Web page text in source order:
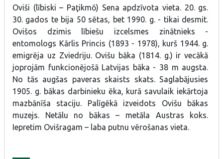
Oviši (lībiski – Paţikmō) Sena apdzīvota vieta. 20. gs.
30. gados te bija 50 sētas, bet 1990. g. - tikai desmit.
Ovišos dzimis lībiešu izcelsmes zinātnieks -
entomologs Kārlis Princis (1893 - 1978), kurš 1944. g.
emigrēja uz Zviedriju. Ovišu bāka (1814. g.) ir vecākā
joprojām funkcionējošā Latvijas bāka - 38 m augsta.
No tās augšas paveras skaists skats. Saglabājusies
1905. g. bākas darbinieku ēka, kurā savulaik iekārtoja
mazbānīša staciju. Palīgēkā izveidots Ovišu bākas
muzejs. Netālu no bākas – metāla Austras koks.
Iepretim Ovišragam – laba putnu vērošanas vieta.